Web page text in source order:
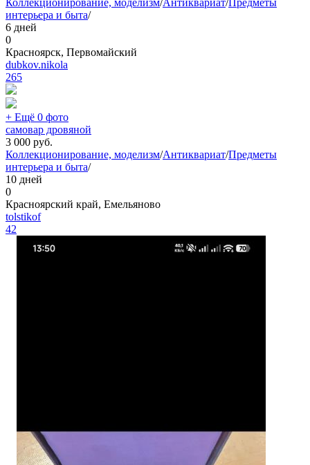
интерьера и быта/
6 дней
0
Красноярск, Первомайский
dubkov.nikola
265
+ Ещё 0 фото
самовар дровяной
3 000 руб.
Коллекционирование, моделизм/Антиквариат/Предметы
интерьера и быта/
10 дней
0
Красноярский край, Емельяново
tolstikof
42